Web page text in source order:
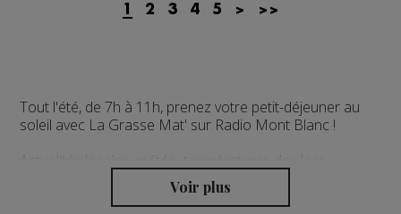
1 2 3 4 5 > >>
Tout l'été, de 7h à 11h, prenez votre petit-déjeuner au
soleil avec La Grasse Mat' sur Radio Mont Blanc !
Actualités locales, météo, températures des lacs,
conseils et idées randos, le tout dans un cocktail
survitaminé de bonne humeur !